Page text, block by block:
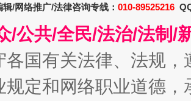
辑/网络推广/法律咨询专线： 010-89525216
/公共/全民/法治/法制/
各国有关法律、法规
规定和网络职业道德